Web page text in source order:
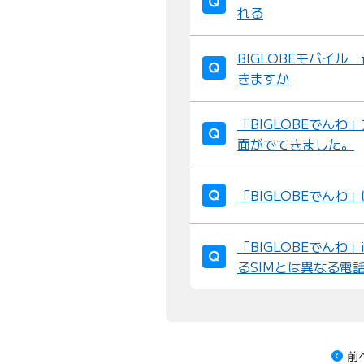
れる
BIGLOBEモバイル
きますか
「BIGLOBEでんわ
面がでてきました。
「BIGLOBEでんわ
「BIGLOBEでんわ
るSIMとは異なる電
前